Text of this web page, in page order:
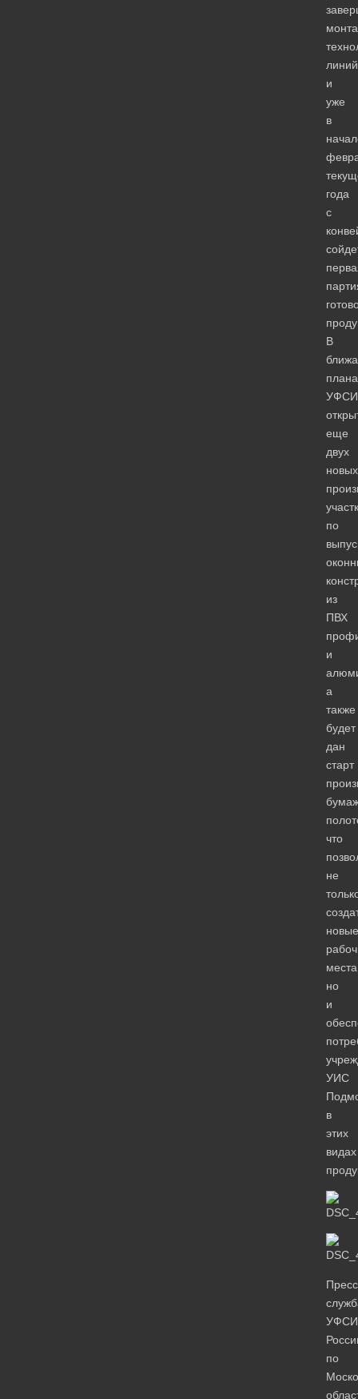
линий
и
уже
в
года
с
В
еще
двух
новых
по
из
ПВХ
и
а
также
будет
дан
старт
что
не
новые
но
и
УИС
в
этих
видах
по